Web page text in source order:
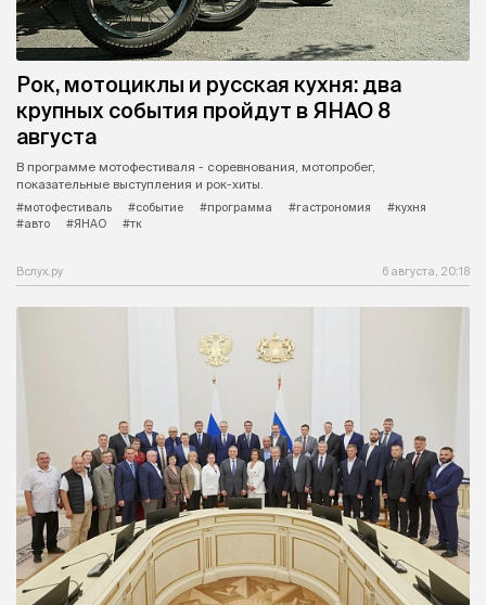
Рок, мотоциклы и русская кухня: два
крупных события пройдут в ЯНАО 8
августа
В программе мотофестиваля - соревнования, мотопробег,
показательные выступления и рок-хиты.
#мотофестиваль
#событие #программа #гастрономия
#кухня
#авто
#ЯНАО #тк
Вслух.ру 6 августа, 20:18